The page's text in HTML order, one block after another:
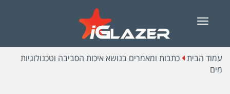
Menu
עמוד הבית
כתבות ומאמרים בנושא איכות הסביבה וטכנולוגיות
מים